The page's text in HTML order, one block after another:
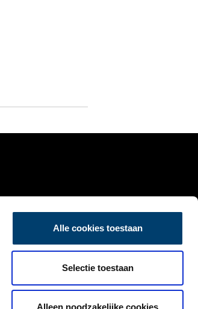
Alle cookies toestaan
Selectie toestaan
Alleen noodzakelijke cookies